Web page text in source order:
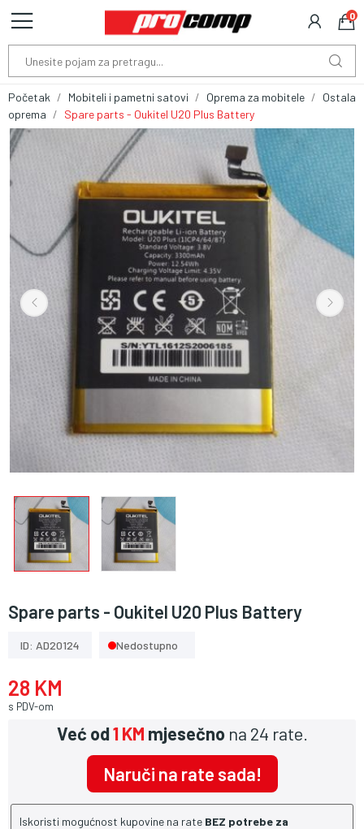
0
Početak Mobiteli i pametni satovi Oprema za mobitele
Ostala
oprema
Spare parts - Oukitel U20 Plus Battery
Spare parts - Oukitel U20 Plus Battery
ID: AD20124 Nedostupno
28 KM
s PDV-om
Već od1 KM mjesečno na 24 rate.
Naruči na rate sada!
Iskoristi mogućnost kupovine na rate BEZ potrebe za